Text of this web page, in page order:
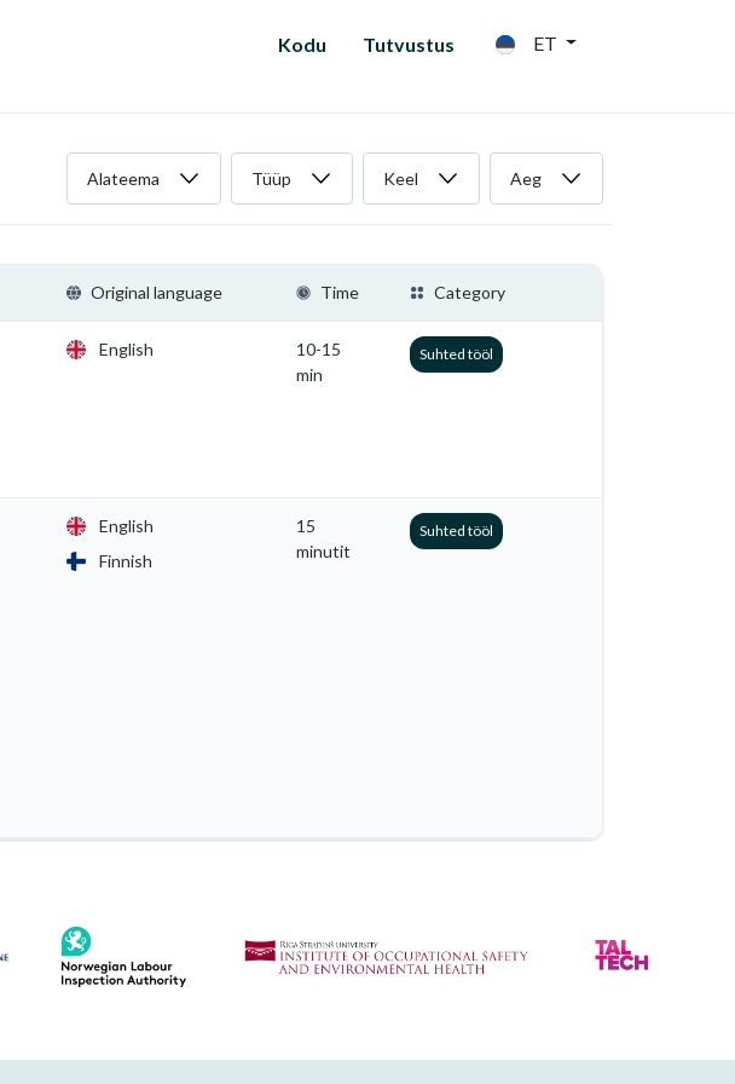
Kodu Tutvustus ET
Alateema Tüüp Keel Aeg
Original language Time Category
English
10-15
min
Suhted tööl
English
Finnish
15
minutit
Suhted tööl